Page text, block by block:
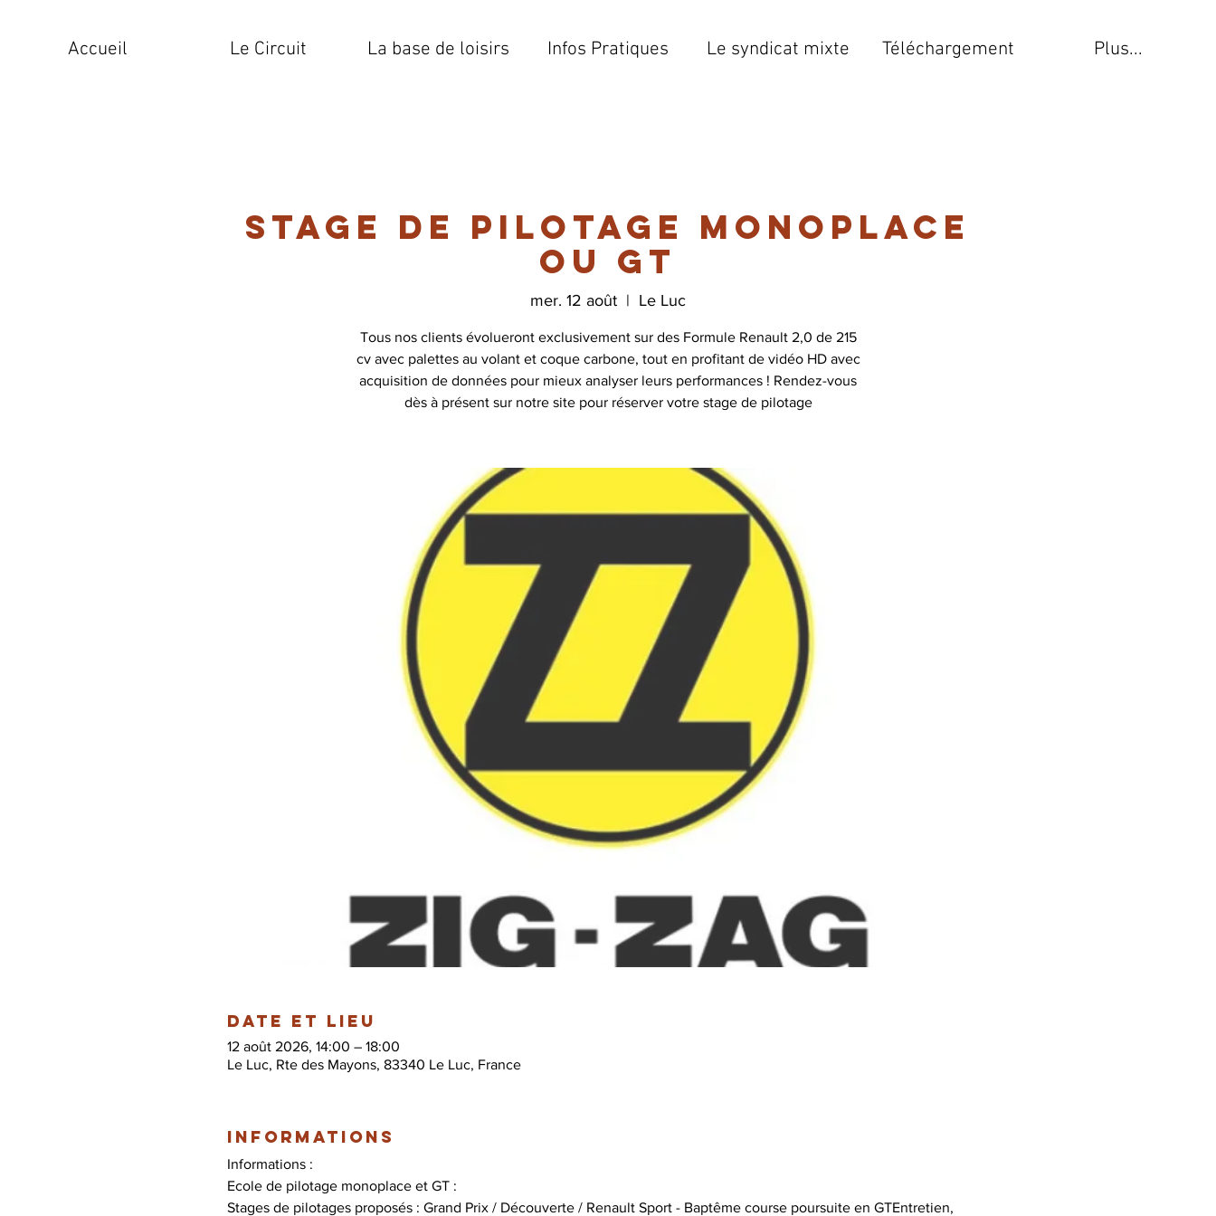
Accueil Le Circuit La base de loisirs Infos Pratiques Le syndicat mixte Téléchargement Plus...
Stage de pilotage monoplace
ou GT
mer. 12 août
  |
Le Luc
Tous nos clients évolueront exclusivement sur des Formule Renault 2,0 de 215
cv avec palettes au volant et coque carbone, tout en profitant de vidéo HD avec
acquisition de données pour mieux analyser leurs performances ! Rendez-vous
dès à présent sur notre site pour réserver votre stage de pilotage
Date et lieu
12 août 2026, 14:00 – 18:00
Le Luc, Rte des Mayons, 83340 Le Luc, France
Informations
Informations :
Ecole de pilotage monoplace et GT :
Stages de pilotages proposés : Grand Prix / Découverte / Renault Sport - Baptême course poursuite en GTEntretien,